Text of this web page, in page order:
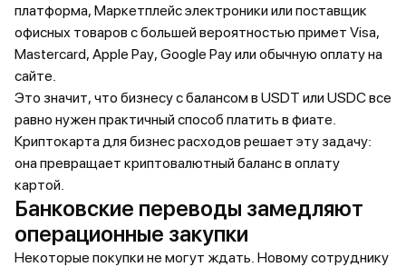
платформа, Маркетплейс электроники или поставщик
офисных товаров с большей вероятностью примет Visa,
Mastercard, Apple Pay, Google Pay или обычную оплату на
сайте.
Это значит, что бизнесу с балансом в USDT или USDC все
равно нужен практичный способ платить в фиате.
Криптокарта для бизнес расходов решает эту задачу:
она превращает криптовалютный баланс в оплату
картой.
Банковские переводы замедляют
операционные закупки
Некоторые покупки не могут ждать. Новому сотруднику